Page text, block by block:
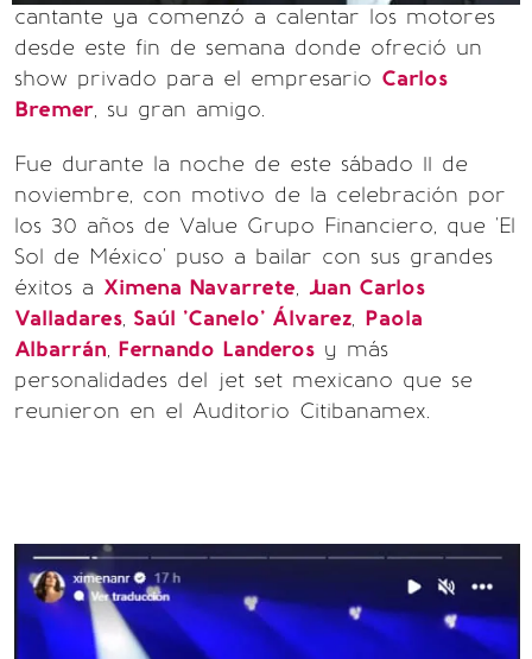
cantante ya comenzó a calentar los motores
desde este fin de semana donde ofreció un
show privado para el empresario Carlos
Bremer, su gran amigo.
Fue durante la noche de este sábado 11 de
noviembre, con motivo de la celebración por
los 30 años de Value Grupo Financiero, que 'El
Sol de México' puso a bailar con sus grandes
éxitos a Ximena Navarrete, Juan Carlos
Valladares, Saúl 'Canelo' Álvarez, Paola
Albarrán, Fernando Landeros y más
personalidades del jet set mexicano que se
reunieron en el Auditorio Citibanamex.